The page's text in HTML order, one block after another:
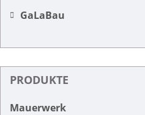
GaLaBau
PRODUKTE
Mauerwerk